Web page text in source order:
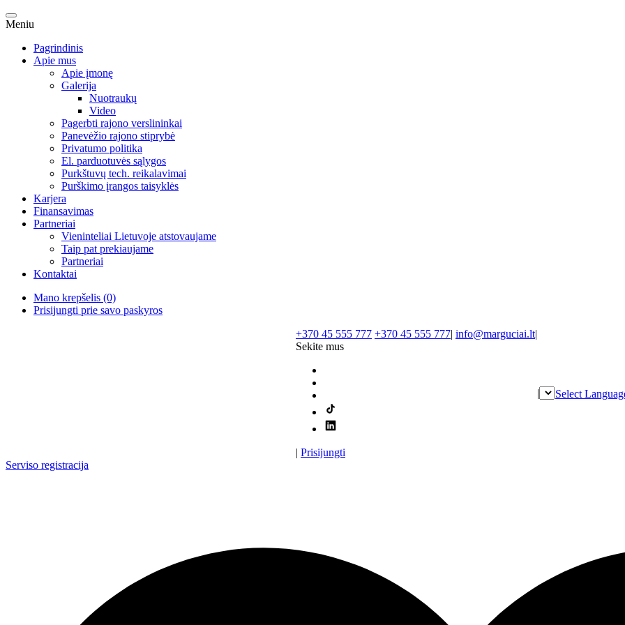
Meniu
Pagrindinis
Apie mus
Apie įmonę
Galerija
Nuotraukų
Video
Pagerbti rajono verslininkai
Panevėžio rajono stiprybė
Privatumo politika
El. parduotuvės sąlygos
Purkštuvų tech. reikalavimai
Purškimo įrangos taisyklės
Karjera
Finansavimas
Partneriai
Vieninteliai Lietuvoje atstovaujame
Taip pat prekiaujame
Partneriai
Kontaktai
Mano krepšelis (0)
Prisijungti prie savo paskyros
+370 45 555 777 +370 45 555 777| info@marguciai.lt|
Sekite mus
| Prisijungti
| Select
Serviso registracija